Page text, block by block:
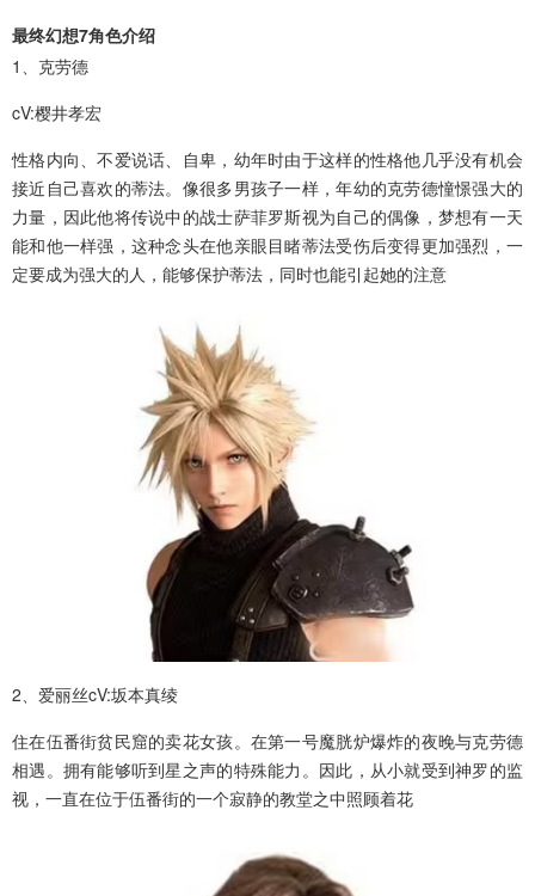
最终幻想7角色介绍
1、克劳德
cV:樱井孝宏
性格内向、不爱说话、自卑，幼年时由于这样的性格他几乎没有机会
接近自己喜欢的蒂法。像很多男孩子一样，年幼的克劳德憧憬强大的
力量，因此他将传说中的战士萨菲罗斯视为自己的偶像，梦想有一天
能和他一样强，这种念头在他亲眼目睹蒂法受伤后变得更加强烈，一
定要成为强大的人，能够保护蒂法，同时也能引起她的注意
2、爱丽丝cV:坂本真绫
住在伍番街贫民窟的卖花女孩。在第一号魔胱炉爆炸的夜晚与克劳德
相遇。拥有能够听到星之声的特殊能力。因此，从小就受到神罗的监
视，一直在位于伍番街的一个寂静的教堂之中照顾着花